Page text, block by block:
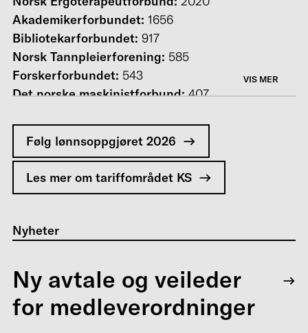
Akademikerforbundet: 1656
Bibliotekarforbundet: 917
Norsk Tannpleierforening: 585
Forskerforbundet: 543
Det norske maskinistforbund:407
Norsk Radiografforbund:13
Spir:13
VIS MER
Følg lønnsoppgjøret 2026
Les mer om tariffområdet KS
Nyheter
Ny avtale og veileder
for medleverordninger